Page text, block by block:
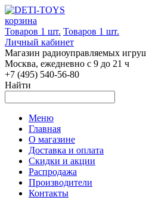
корзина
Товаров 1 шт. Товаров 1 шт.
Личный кабинет
Магазин радиоуправляемых
Москва, ежедневно с 9 до 21 ч
+7 (495) 540-56-80
Найти
Меню
Главная
О магазине
Доставка и оплата
Скидки и акции
Распродажа
Производители
Контакты